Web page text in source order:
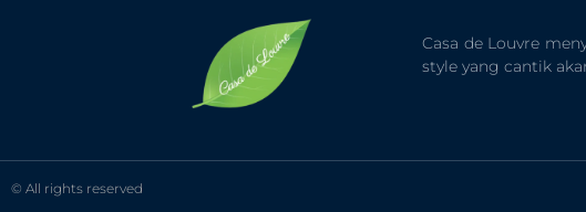
Casa de Louvre
style yang cantik
© All rights reserved